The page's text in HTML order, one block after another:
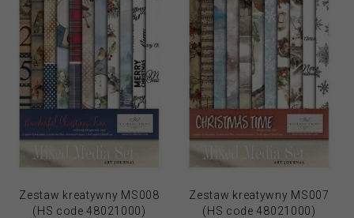
Zestaw kreatywny MS008
(HS code 48021000)
Zestaw kreatywny MS007
(HS code 48021000)